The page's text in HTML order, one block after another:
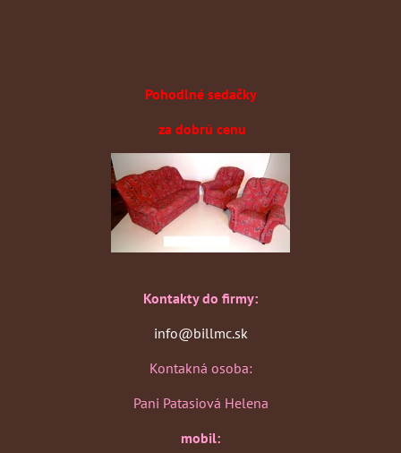
Pohodlné sedačky
za dobrú cenu
Kontakty do firmy:
info@billmc.sk
Kontakná osoba:
Pani Patasiová Helena
mobil: